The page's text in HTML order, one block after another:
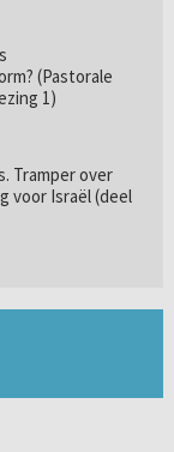
(Pastorale
1)
Tramper over
voor Israël (deel